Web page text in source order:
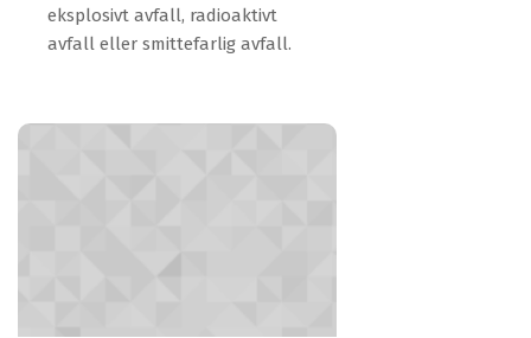
eksplosivt avfall, radioaktivt
avfall eller smittefarlig avfall.